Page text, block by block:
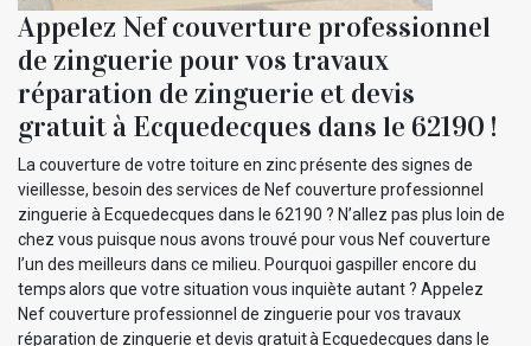
Appelez Nef couverture professionnel
de zinguerie pour vos travaux
réparation de zinguerie et devis
gratuit à Ecquedecques dans le 62190 !
La couverture de votre toiture en zinc présente des signes de
vieillesse, besoin des services de Nef couverture professionnel
zinguerie à Ecquedecques dans le 62190 ? N’allez pas plus loin de
chez vous puisque nous avons trouvé pour vous Nef couverture
l’un des meilleurs dans ce milieu. Pourquoi gaspiller encore du
temps alors que votre situation vous inquiète autant ? Appelez
Nef couverture professionnel de zinguerie pour vos travaux
réparation de zinguerie et devis gratuit à Ecquedecques dans le